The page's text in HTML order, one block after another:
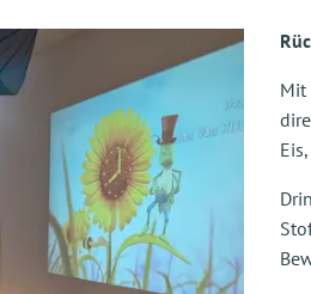
Mit